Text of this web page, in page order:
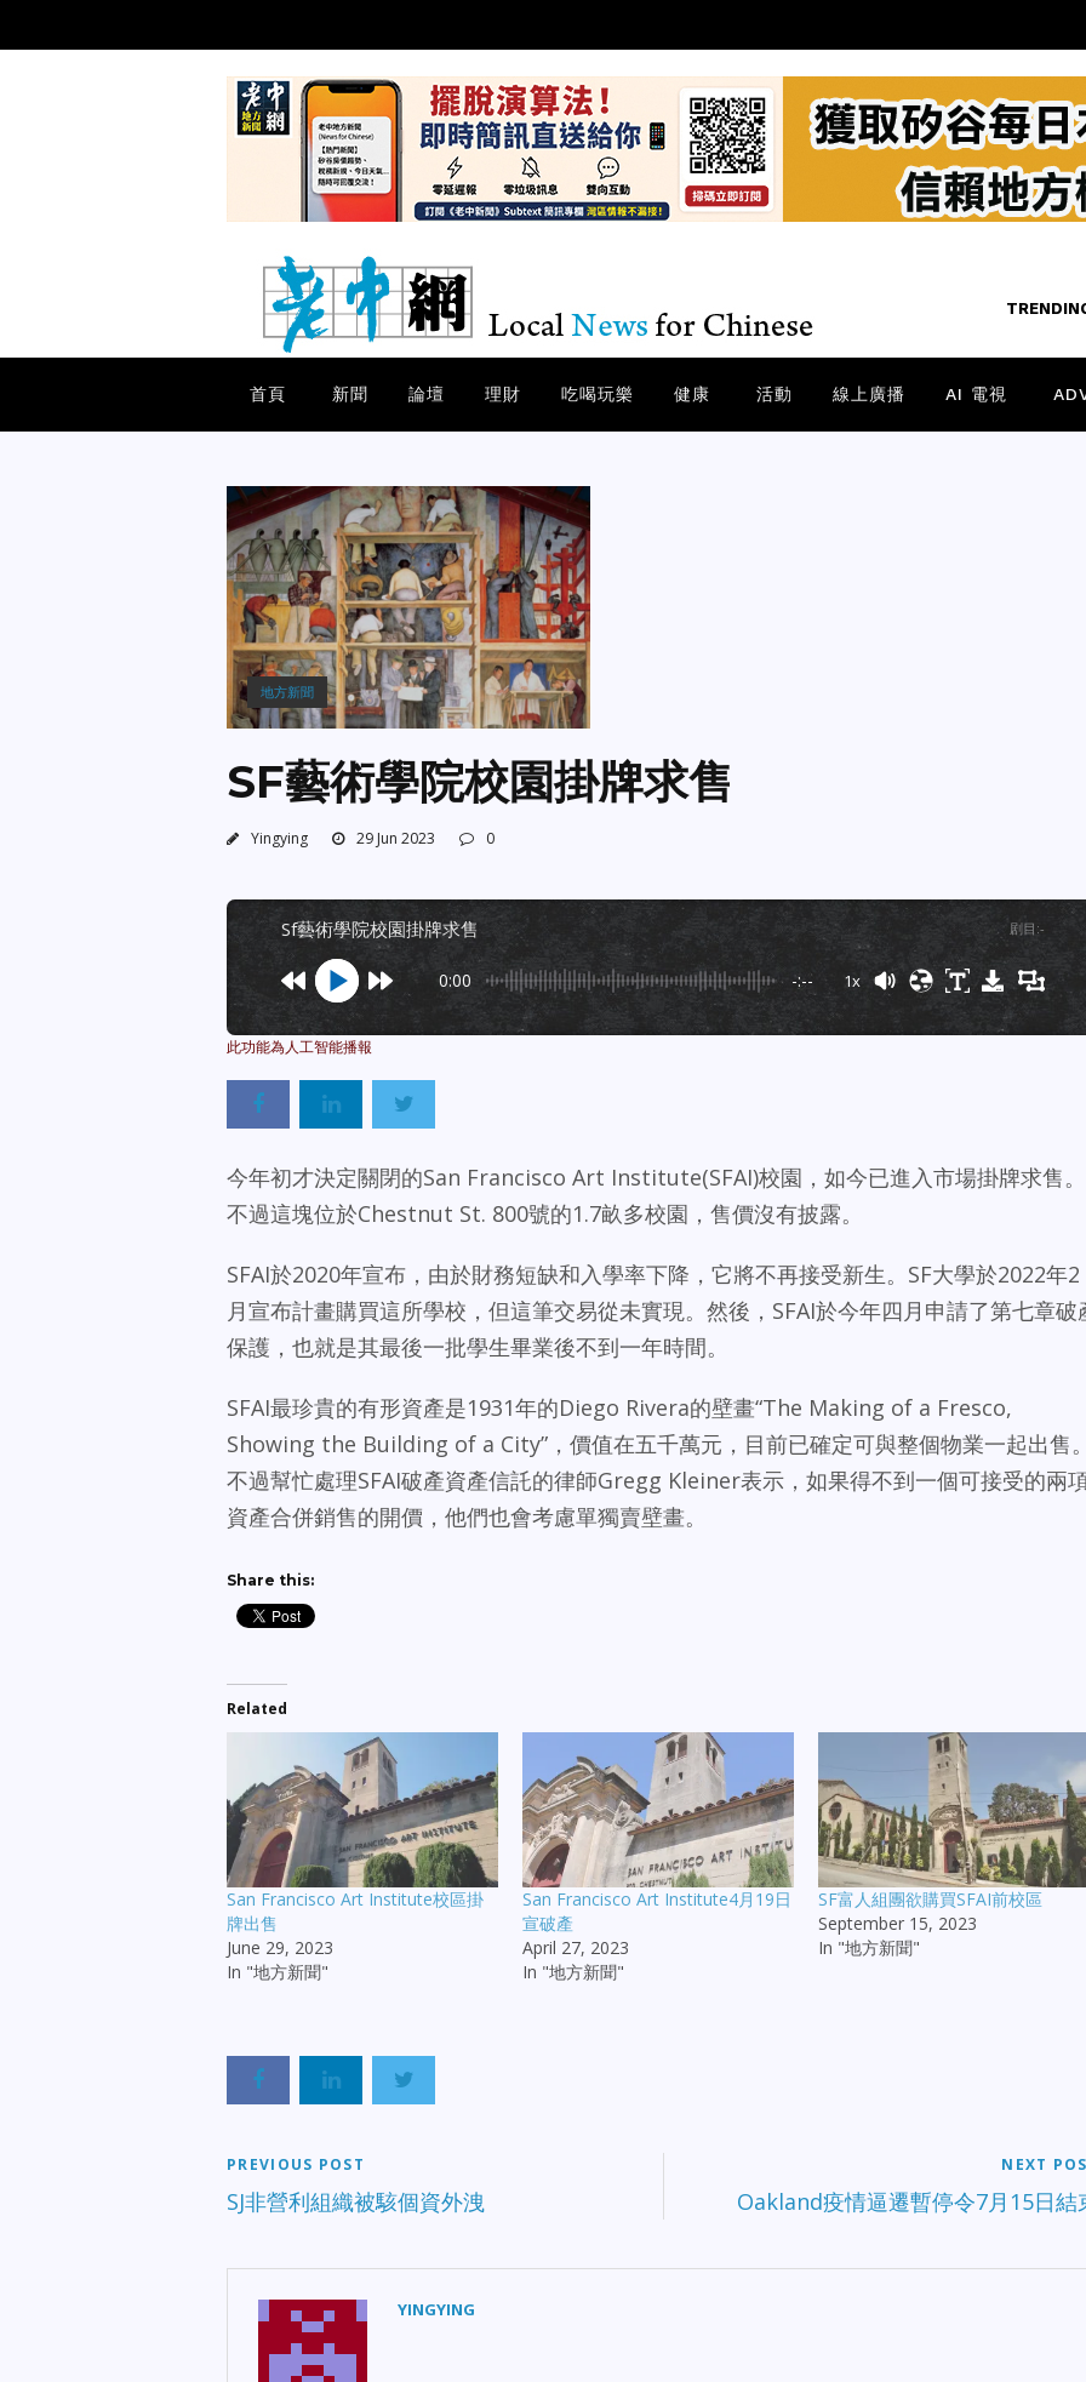
首頁 新聞 論壇 理財 吃喝玩樂 健康 活動 線上廣播 AI 電視
地方新聞
SF藝術學院校園掛牌求售
Yingying 29 Jun 2023 0
sf藝術學院校園掛牌求售 剧目 :-
0:00 -:-- 1x
Powered By
今年初才決定關閉的San Francisco Art Institute(SFAI)校園，如今已進入市場掛牌求售。
不過這塊位於Chestnut St. 800號的1.7畝多校園，售價沒有披露。
SFAI於2020年宣布，由於財務短缺和入學率下降，它將不再接受新生。SF大學於2022年2
月宣布計畫購買這所學校，但這筆交易從未實現。然後，SFAI於今年四月申請了第七章破
保護，也就是其最後一批學生畢業後不到一年時間。
SFAI最珍貴的有形資產是1931年的Diego Rivera的壁畫“The Making of a Fresco,
Showing the Building of a City”，價值在五千萬元，目前已確定可與整個物業一起出售
不過幫忙處理SFAI破產資產信託的律師Gregg Kleiner表示，如果得不到一個可接受的兩
資產合併銷售的開價，他們也會考慮單獨賣壁畫。
Share this:
Related
San Francisco Art Institute校區掛
牌出售
June 29, 2023
In "地方新聞"
San Francisco Art Institute4月19日
宣破產
April 27, 2023
In "地方新聞"
SF富人組團欲購買SFAI前校區
September 15, 2023
In "地方新聞"
PREVIOUS POST
SJ非營利組織被駭個資外洩
NEXT
Oakland疫情逼遷暫停令7月15日結
YINGYING